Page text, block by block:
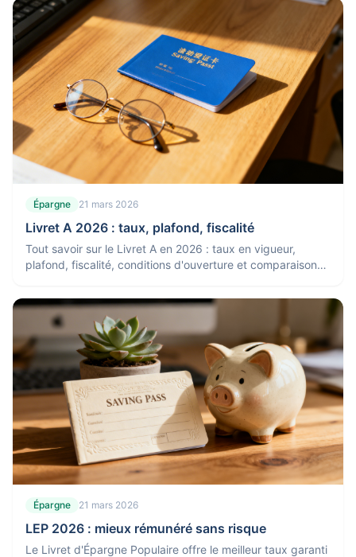
Épargne 21 mars 2026
Livret A 2026 : taux, plafond, fiscalité
Tout savoir sur le Livret A en 2026 : taux en vigueur,
plafond, fiscalité, conditions d'ouverture et comparaison
Épargne 21 mars 2026
LEP 2026 : mieux rémunéré sans risque
Le Livret d'Épargne Populaire offre le meilleur taux garanti